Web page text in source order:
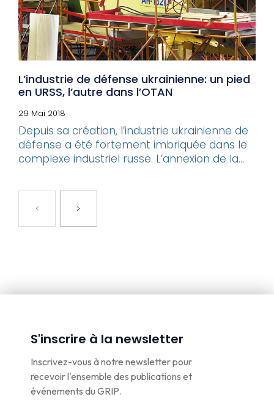
L’industrie de défense ukrainienne: un pied
en URSS, l’autre dans l’OTAN
29 Mai 2018
Depuis sa création, l’industrie ukrainienne de
défense a été fortement imbriquée dans le
complexe industriel russe. L’annexion de la...
S'inscrire à la newsletter
Inscrivez-vous à notre newsletter pour
recevoir l'ensemble des publications et
événements du GRIP.